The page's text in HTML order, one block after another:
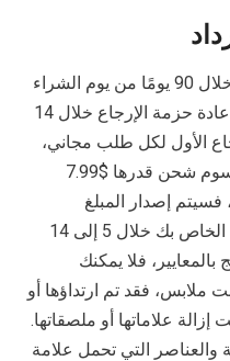
يتيح لك موقع Temu إرجاع طلبك خلال 90 يومًا من يوم الشراء
إذا لم تكن راضيًا عنه. يجب عليك إعادة حزمة الإرجاع خلال 14
الأول لكل طلب مجاني،
ويتطلب الطلب المرتجع اللاحق رسوم شحن قدرها $7.99
فسيتم إصدار المبلغ
المسترد إلى حساب الدفع الأصلي الخاص بك خلال 5 إلى 14
فلا يمكنك
ملابس، فقد تم ارتداؤها أو
إزالة علاماتها أو ملصقاتها.
والعناصر التي تحمل علامة